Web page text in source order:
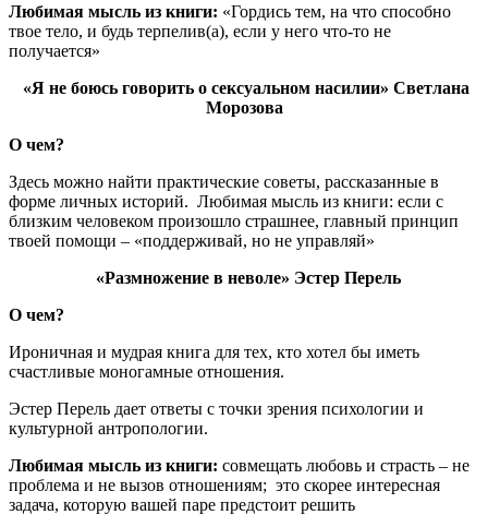
Любимая мысль из книги: «Гордись тем, на что способно
твое тело, и будь терпелив(а), если у него что-то не
получается»
«Я не боюсь говорить о сексуальном насилии» Светлана
Морозова
О чем?
Здесь можно найти практические советы, рассказанные в
форме личных историй. Любимая мысль из книги: если с
близким человеком произошло страшнее, главный принцип
твоей помощи – «поддерживай, но не управляй»
«Размножение в неволе» Эстер Перель
О чем?
Ироничная и мудрая книга для тех, кто хотел бы иметь
счастливые моногамные отношения.
Эстер Перель дает ответы с точки зрения психологии и
культурной антропологии.
Любимая мысль из книги: совмещать любовь и страсть – не
проблема и не вызов отношениям; это скорее интересная
задача, которую вашей паре предстоит решить